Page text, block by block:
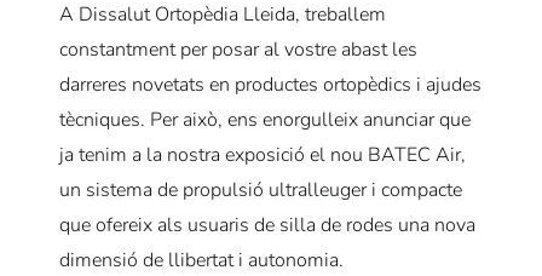
A Dissalut Ortopèdia Lleida, treballem
constantment per posar al vostre abast les
darreres novetats en productes ortopèdics i ajudes
tècniques. Per això, ens enorgulleix anunciar que
ja tenim a la nostra exposició el nou BATEC Air,
un sistema de propulsió ultralleuger i compacte
que ofereix als usuaris de silla de rodes una nova
dimensió de llibertat i autonomia.